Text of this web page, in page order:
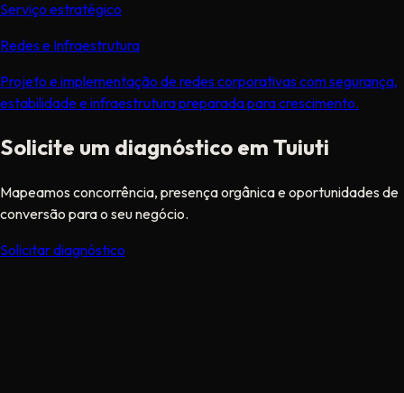
Serviço estratégico
Redes e Infraestrutura
Projeto e implementação de redes corporativas com segurança,
estabilidade e infraestrutura preparada para crescimento.
Solicite um diagnóstico em Tuiuti
Mapeamos concorrência, presença orgânica e oportunidades de
conversão para o seu negócio.
Solicitar diagnóstico